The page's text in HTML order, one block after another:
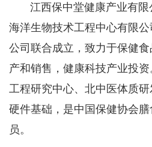
江西保中堂健康产业有限
海洋生物技术工程中心有限
公司联合成立，致力于保健
产和销售，健康科技产业投
工程研究中心、北中医体质
硬件基础，是中国保健协会
员。